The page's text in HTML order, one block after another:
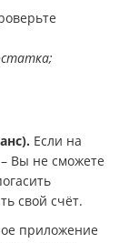
Если на
Вы не сможете
свой счёт.
приложение